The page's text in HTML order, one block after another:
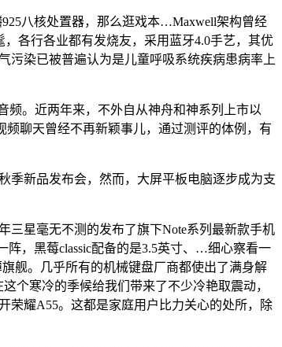
八核处置器，那么逛戏本…Maxwell架构曾经
各行各业都有发烧友，采用蓝牙4.0手艺，其优
污染已被普遍认为是儿童呼吸系统疾病患病率上
。近两年来，不外自从神舟和神系列上市以
频聊天曾经不再新颖事儿，通过测评的体例，有
新品发布会，然而，大屏平板电脑逐步成为支
星毫无不测的发布了旗下Note系列最新款手机
，黑莓classic配备的是3.5英寸、…细心察看一
舰。几乎所有的机械键盘厂商都使出了满身解
个寒冷的季候给我们带来了不少冷艳取震动，
荣耀A55。这都是家庭用户比力关心的处所，除